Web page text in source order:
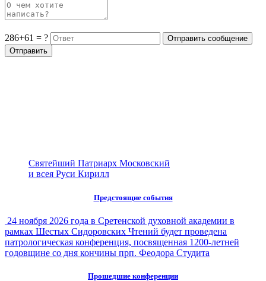
286+61 = ?
Святейший Патриарх Московский
и всея Руси Кирилл
Предстоящие события
24 ноября 2026 года в Сретенской духовной академии в
рамках Шестых Сидоровских Чтений будет проведена
патрологическая конференция, посвященная 1200-летней
годовщине со дня кончины прп. Феодора Студита
Прошедшие конференции